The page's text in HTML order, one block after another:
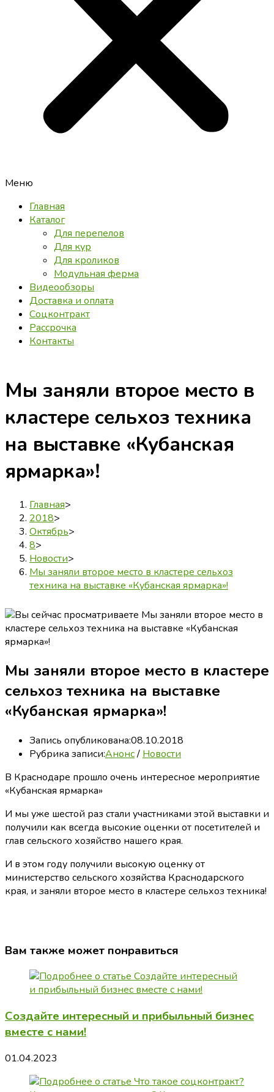
Меню
Главная
Каталог
Для перепелов
Для кур
Для кроликов
Модульная ферма
Видеообзоры
Доставка и оплата
Соцконтракт
Рассрочка
Контакты
Мы заняли второе место в
кластере сельхоз техника
на выставке «Кубанская
ярмарка»!
Главная>
2018>
Октябрь>
8>
Новости>
Мы заняли второе место в кластере сельхоз
техника на выставке «Кубанская ярмарка»!
Мы заняли второе место в кластере
сельхоз техника на выставке
«Кубанская ярмарка»!
Запись опубликована:08.10.2018
Рубрика записи:Анонс/ Новости
В Краснодаре прошло очень интересное мероприятие
«Кубанская ярмарка»
И мы уже шестой раз стали участниками этой выставки и
получили как всегда высокие оценки от посетителей и
глав сельского хозяйство нашего края.
И в этом году получили высокую оценку от
министерство сельского хозяйства Краснодарского
края, и заняли второе место в кластере сельхоз техника!
Вам также может понравиться
Создайте интересный и прибыльный бизнес
вместе с нами!
01.04.2023